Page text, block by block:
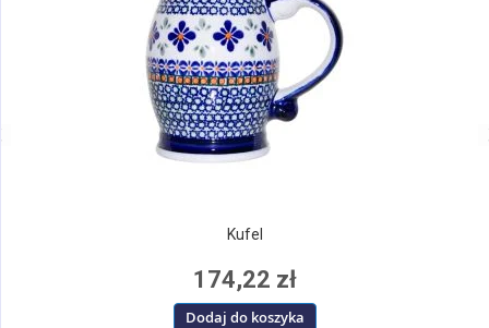
Kufel
174,22 zł
Dodaj do koszyka